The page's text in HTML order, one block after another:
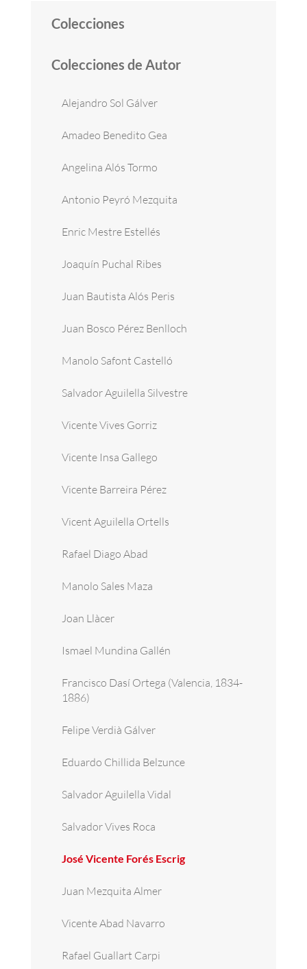
Colecciones
Colecciones de Autor
Alejandro Sol Gálver
Amadeo Benedito Gea
Angelina Alós Tormo
Antonio Peyró Mezquita
Enric Mestre Estellés
Joaquín Puchal Ribes
Juan Bautista Alós Peris
Juan Bosco Pérez Benlloch
Manolo Safont Castelló
Salvador Aguilella Silvestre
Vicente Vives Gorriz
Vicente Insa Gallego
Vicente Barreira Pérez
Vicent Aguilella Ortells
Rafael Diago Abad
Manolo Sales Maza
Joan Llàcer
Ismael Mundina Gallén
Francisco Dasí Ortega (Valencia, 1834-
1886)
Felipe Verdià Gálver
Eduardo Chillida Belzunce
Salvador Aguilella Vidal
Salvador Vives Roca
José Vicente Forés Escrig
Juan Mezquita Almer
Vicente Abad Navarro
Rafael Guallart Carpi